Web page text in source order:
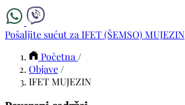
Pošaljite sućut za IFET (ŠEMSO) MUJEZIN
Početna /
Objave /
IFET MUJEZIN